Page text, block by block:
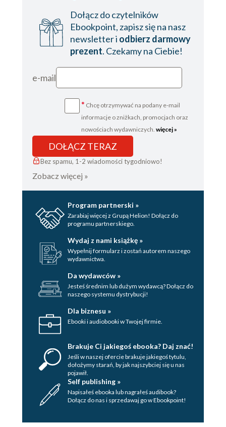
Dołącz do czytelników
Ebookpoint, zapisz się na nasz
newsletter i odbierz darmowy
prezent. Czekamy na Ciebie!
e-mail
* Chcę otrzymywać na podany e-mail
informacje o zniżkach, promocjach oraz
nowościach wydawniczych. więcej »
DOŁĄCZ TERAZ
Bez spamu, 1-2 wiadomości tygodniowo!
Zobacz więcej »
Program partnerski »
Zarabiaj więcej z Grupą Helion! Dołącz do
programu partnerskiego.
Wydaj z nami książkę »
Wypełnij formularz i zostań autorem naszego
wydawnictwa.
Da wydawców »
Jesteś średnim lub dużym wydawcą? Dołącz do
naszego systemu dystrybucji!
Dla biznesu »
Ebooki i audiobooki w Twojej firmie.
Brakuje Ci jakiegoś ebooka? Daj znać!
Jeśli w naszej ofercie brakuje jakiegoś tytulu,
dołożymy starań, by jak najszybciej się u nas
pojawił.
Self publishing »
Napisałeś ebooka lub nagrałeś audibook?
Dołącz do nas i sprzedawaj go w Ebookpoint!